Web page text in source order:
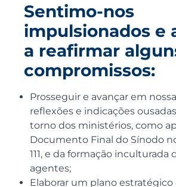
Sentimo-nos
impulsionados e
a reafirmar
compromissos:
Prosseguir e avançar em
reflexões e indicações
torno dos ministérios, como
Documento Final do Sínodo
111, e da formação inculturada
agentes;
Elaborar um plano